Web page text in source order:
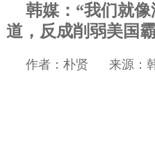
韩媒：“我们就
道，反成削弱美国
作者：朴贤 来源：